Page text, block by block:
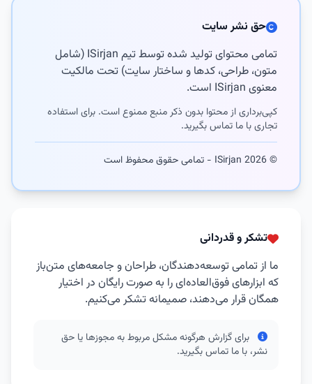
حق نشر سایت
تمامی محتوای تولید شده توسط تیم ISirjan (شامل
متون، طراحی، کدها و ساختار سایت) تحت مالکیت
معنوی ISirjan است.
کپی‌برداری از محتوا بدون ذکر منبع ممنوع است. برای استفاده
تجاری با ما تماس بگیرید.
© 2026 ISirjan - تمامی حقوق محفوظ است
تشکر و قدردانی
ما از تمامی توسعه‌دهندگان، طراحان و جامعه‌های متن‌باز
که ابزارهای فوق‌العاده‌ای را به صورت رایگان در اختیار
همگان قرار می‌دهند، صمیمانه تشکر می‌کنیم.
برای گزارش هرگونه مشکل مربوط به مجوزها یا حق
نشر، با ما تماس بگیرید.